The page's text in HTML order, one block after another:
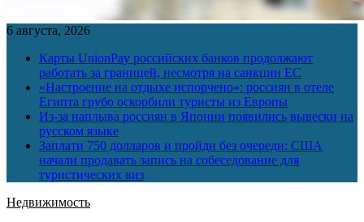
6 августа, 2026
Карты UnionPay российских банков продолжают
работать за границей, несмотря на санкции ЕС
«Настроение на отдыхе испорчено»: россиян в отеле
Египта грубо оскорбили туристы из Европы
Из-за наплыва россиян в Японии появились вывески на
русском языке
Заплати 750 долларов и пройди без очереди: США
начали продавать запись на собеседование для
туристических виз
Недвижимость